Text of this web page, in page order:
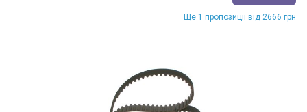
Ще 1 пропозиції від 2666 грн